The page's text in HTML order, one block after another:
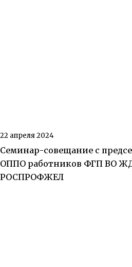
22 апреля 2024
Семинар-совещание с
ОППО работников ФГП ВО
РОСПРОФЖЕЛ